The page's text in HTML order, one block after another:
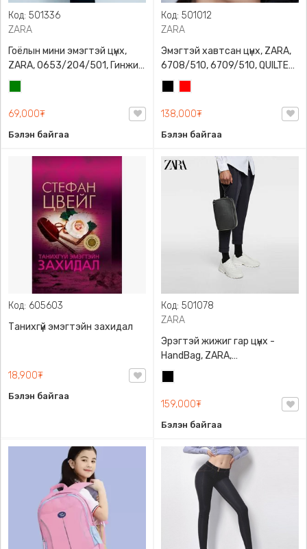
Код: 501336
ZARA
Гоёлын мини эмэгтэй цүнх,
ZARA, 0653/204/501, Гинжин
оосортой, Дотроо тольтой
69,000₮
Бэлэн байгаа
Код: 501012
ZARA
Эмэгтэй хавтсан цүнх, ZARA,
6708/510, 6709/510, QUILTED
CLUTCH BAGDETAILS, Лакан,
Гинжин оосортой
138,000₮
Бэлэн байгаа
Код: 605603
Танихгүй эмэгтэйн захидал
18,900₮
Бэлэн байгаа
Код: 501078
ZARA
Эрэгтэй жижиг гар цүнх -
HandBag, ZARA,
3720/005/040, PU арьс
159,000₮
Бэлэн байгаа